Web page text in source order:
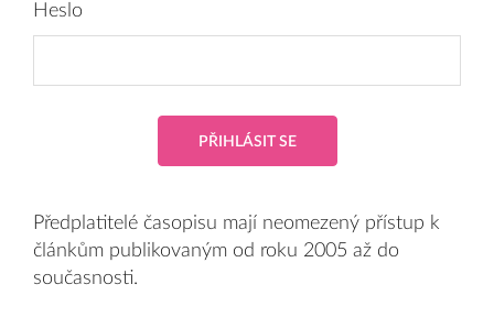
Heslo
PŘIHLÁSIT SE
Předplatitelé časopisu mají neomezený přístup k
článkům publikovaným od roku 2005 až do
současnosti.